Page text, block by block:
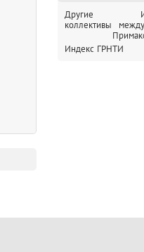
Другие
коллективы
Индекс ГРНТИ